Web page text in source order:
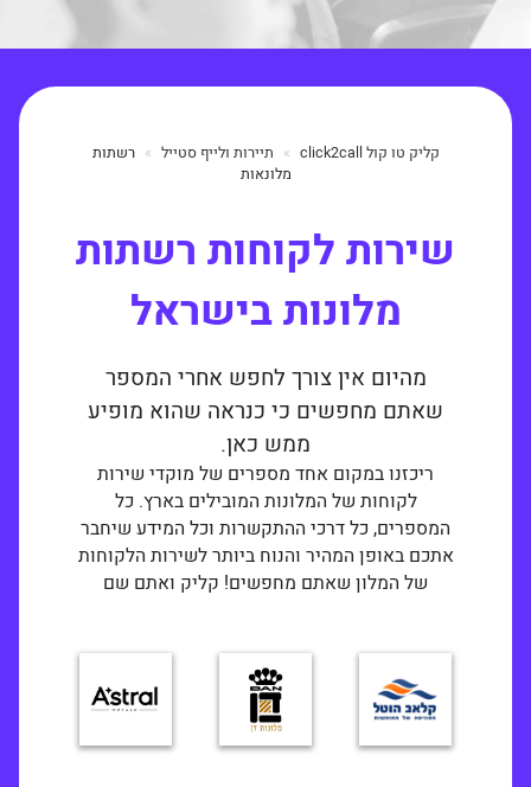
קליק טו קול click2call תיירות ולייף סטייל
רשתות
מלונאות
שירות לקוחות רשתות
מלונות בישראל
מהיום אין צורך לחפש אחרי המספר
שאתם מחפשים כי כנראה שהוא מופיע
ממש כאן.
ריכזנו במקום אחד מספרים של מוקדי שירות
לקוחות של המלונות המובילים בארץ. כל
המספרים, כל דרכי ההתקשרות וכל המידע שיחבר
אתכם באופן המהיר והנוח ביותר לשירות הלקוחות
של המלון שאתם מחפשים! קליק ואתם שם